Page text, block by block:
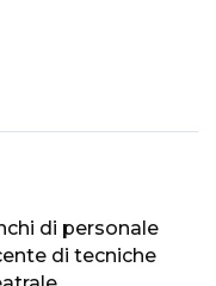
di personale
di tecniche